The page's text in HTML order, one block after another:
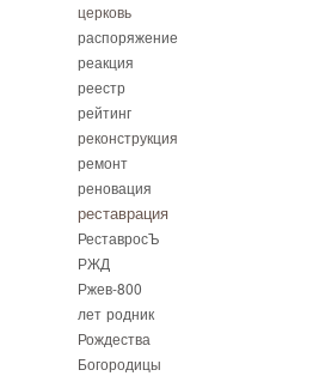
церковь
распоряжение
реакция
реестр
рейтинг
реконструкция
ремонт
реновация
реставрация
РеставросЪ
РЖД
Ржев-800
лет родник
Рождества
Богородицы